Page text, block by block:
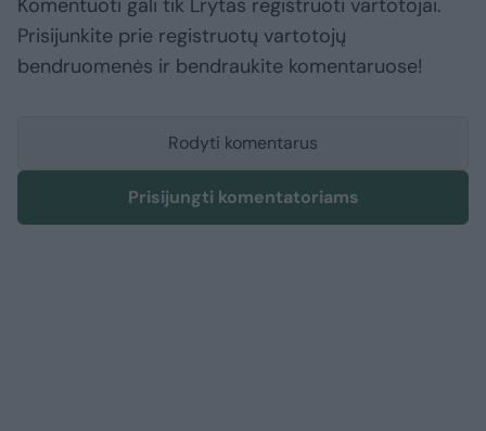
Komentuoti gali tik Lrytas registruoti vartotojai.
Prisijunkite prie registruotų vartotojų
bendruomenės ir bendraukite komentaruose!
Rodyti komentarus
Prisijungti komentatoriams